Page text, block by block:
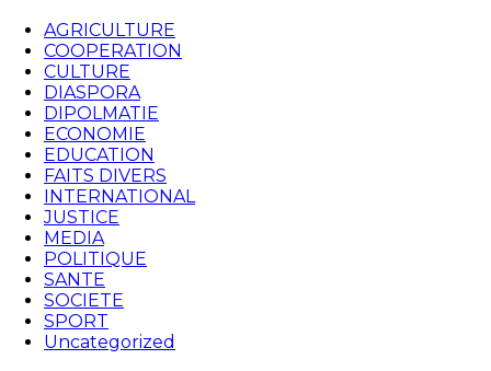
AGRICULTURE
COOPERATION
CULTURE
DIASPORA
DIPOLMATIE
ECONOMIE
EDUCATION
FAITS DIVERS
INTERNATIONAL
JUSTICE
MEDIA
POLITIQUE
SANTE
SOCIETE
SPORT
Uncategorized